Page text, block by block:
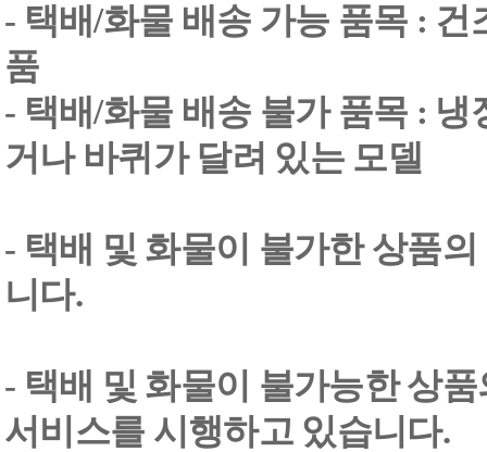
- 택배/화물 배송 가능 품목 :
품
- 택배/화물 배송 불가 품목 :
거나 바퀴가 달려 있는 모델
- 택배 및 화물이 불가한 상품
니다.
- 택배 및 화물이 불가능한 상
서비스를 시행하고 있습니다.